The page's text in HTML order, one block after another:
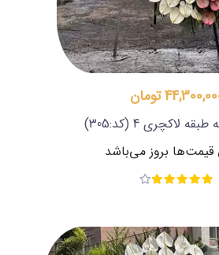
تومان
لاکچری 4
(کد:305)
قیمت‌ها بروز می‌باشد